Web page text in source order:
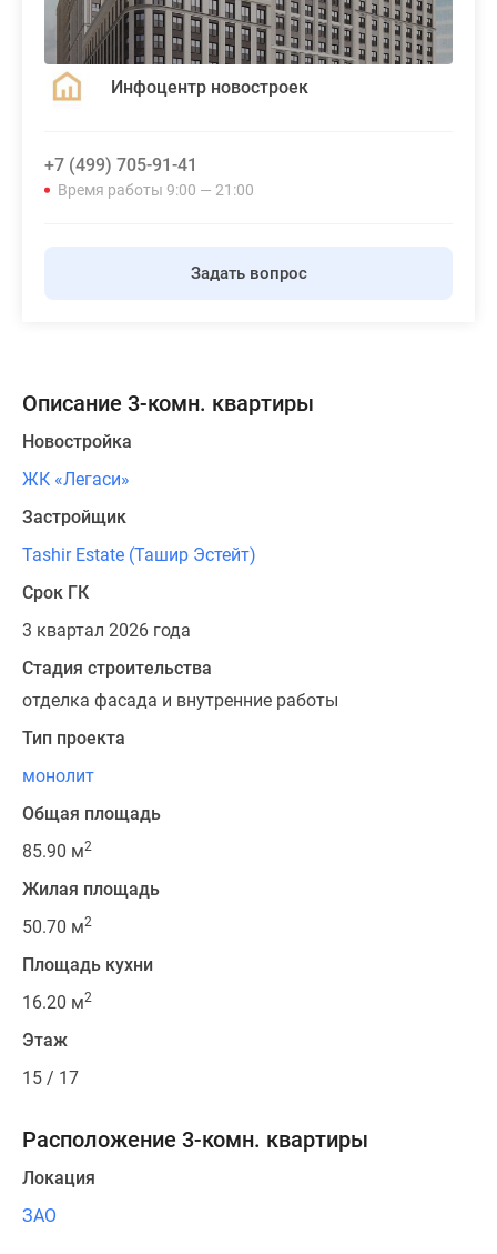
Инфоцентр новостроек
+7 (499) 705-91-41
Время работы 9:00 — 21:00
Задать вопрос
Описание 3-комн. квартиры
Новостройка
ЖК «Легаси»
Застройщик
Tashir Estate (Ташир Эстейт)
Срок ГК
3 квартал 2026 года
Стадия строительства
отделка фасада и внутренние работы
Тип проекта
монолит
Общая площадь
85.90 м2
Жилая площадь
50.70 м2
Площадь кухни
16.20 м2
Этаж
15 / 17
Расположение 3-комн. квартиры
Локация
ЗАО